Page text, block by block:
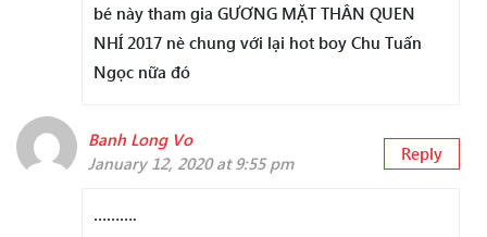
bé này tham gia GƯƠNG MẶT THÂN QUEN
NHÍ 2017 nè chung với lại hot boy Chu Tuấn
Ngọc nữa đó
Banh Long Vo
January 12, 2020 at 9:55 pm
Reply
……….